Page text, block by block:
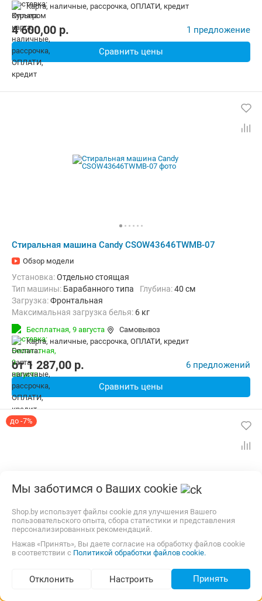
Подбор по параметрам (392)
Дополнительные функции:
Выбор скорости отжима, Звуковой
Безопасность:
Ширина:59.6 см
карта, наличные, рассрочка, ОПЛАТИ, кредит
4 600,00 p. 1 предложение
Сравнить цены
Стиральная машина Candy CSOW43646TWMB-07
Обзор модели
Установка:Отдельно стоящая
Тип машины: Барабанного типа Глубина:40 см
загрузка:Фронтальная
Максимальная загрузка белья: 6 кг
Количество программ:
Сушка:Есть Материал бака:
Дополнительные функции:
Выбор скорости отжима, Звуковой
Безопасность:Защита от детей, Защита от протечек, Контроль
Ширина:60 см
Бесплатная, 9 августа
Самовывоз
карта, наличные, рассрочка, ОПЛАТИ, кредит
от1 287,00 p. 6 предложений
Сравнить цены
до -7%
Установка:Отдельно стоящая
Глубина:39.4 см
Мы заботимся о Ваших cookie
Shop.by использует файлы cookie для улучшения Вашего
пользовательского опыта, сбора статистики и представления
персонализированных рекомендаций.
Нажав «Принять», Вы даете согласие на обработку файлов cookie
в соответствии с Политикой обработки файлов cookie.
Отклонить Настроить Принять